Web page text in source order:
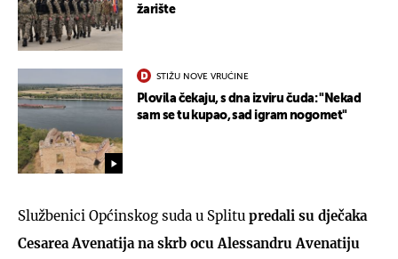
žarište
STIŽU NOVE VRUĆINE
Plovila čekaju, s dna izviru čuda: "Nekad
sam se tu kupao, sad igram nogomet"
Službenici Općinskog suda u Splitu predali su dječaka
Cesarea Avenatija na skrb ocu Alessandru Avenatiju